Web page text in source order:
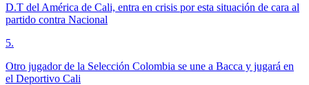
D.T del América de Cali, entra en crisis por esta situación de cara al
partido contra Nacional
5.
Otro jugador de la Selección Colombia se une a Bacca y jugará en
el Deportivo Cali